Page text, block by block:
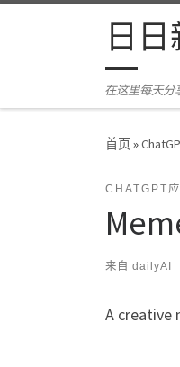
Skip to content日
在这里每天分
首页»
CHATGPT应
来自 dailyAI
A creative